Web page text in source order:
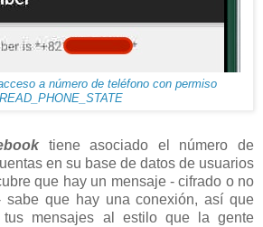
a número de teléfono con permiso
READ_PHONE_STATE
tiene asociado el número de
en su base de datos de usuarios
que hay un mensaje - cifrado o no
sabe que hay una conexión, así que
mensajes al estilo que la gente